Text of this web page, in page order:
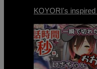
KOYORI's